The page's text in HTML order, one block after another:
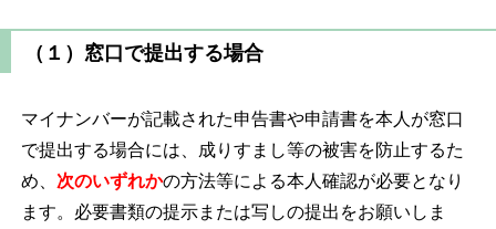
（１）窓口で提出する場合
マイナンバーが記載された申告書や申請書を本人が窓口
で提出する場合には、成りすまし等の被害を防止するた
め、 次のいずれかの方法等による本人確認が必要となり
ます。必要書類の提示または写しの提出をお願いしま